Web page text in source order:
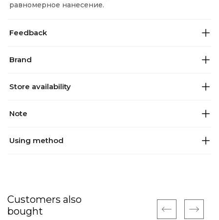
равномерное нанесение.
Feedback
Brand
Store availability
Note
Using method
Customers also
bought